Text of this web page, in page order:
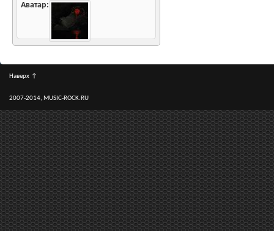
Аватар
Наверх ↑
2007-2014, MUSIC-ROCK.RU